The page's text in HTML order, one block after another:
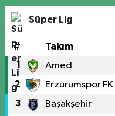
Süper Lig
# Takım
1 Amed
2 Erzurumspor FK
3 Başakşehir